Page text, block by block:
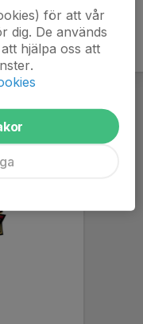
för att vår
dig. De används
hjälpa oss att